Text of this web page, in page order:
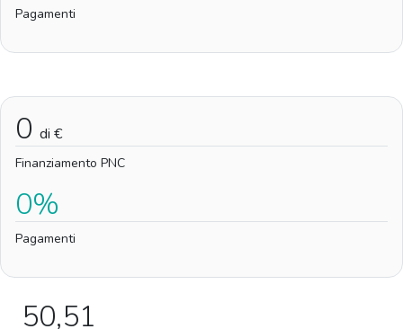
Pagamenti
0 di €
Finanziamento PNC
0%
Pagamenti
50,51